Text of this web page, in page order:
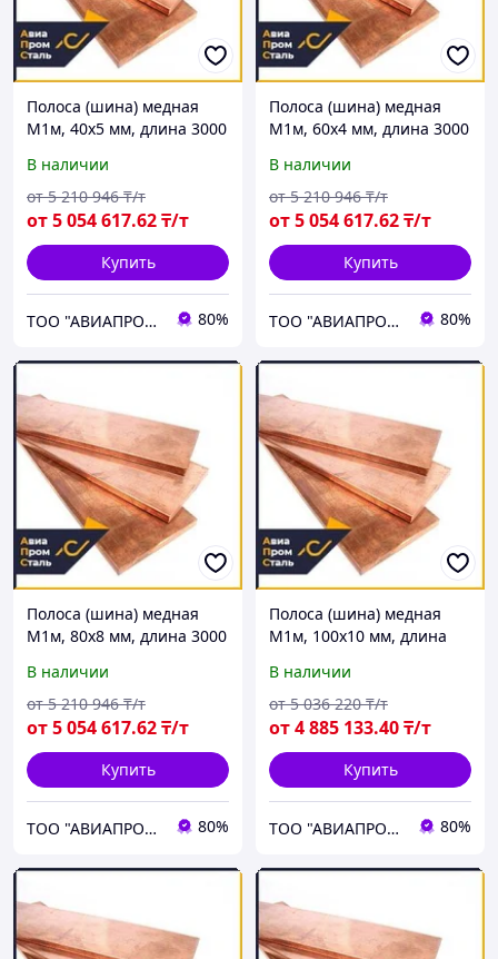
Полоса (шина) медная
М1м, 40х5 мм, длина 3000
В наличии
от5 054 617.62₸/т
от 5 210 946 ₸/т
Купить
ТОО "АВИАПРОМСТАЛЬ" 80%
Полоса (шина) медная
М1м, 60х4 мм, длина 3000
В наличии
от5 054 617.62₸/т
от 5 210 946 ₸/т
Купить
ТОО "АВИАПРОМСТАЛЬ" 80%
Полоса (шина) медная
М1м, 80х8 мм, длина 3000
В наличии
от5 054 617.62₸/т
от 5 210 946 ₸/т
Купить
ТОО "АВИАПРОМСТАЛЬ" 80%
Полоса (шина) медная
М1м, 100х10 мм, длина
мягкая
В наличии
от4 885 133.40₸/т
от 5 036 220 ₸/т
Купить
ТОО "АВИАПРОМСТАЛЬ" 80%